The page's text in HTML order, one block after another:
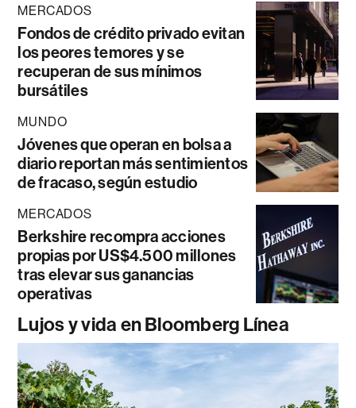
MERCADOS
Fondos de crédito privado evitan
los peores temores y se
recuperan de sus mínimos
bursátiles
MUNDO
Jóvenes que operan en bolsa a
diario reportan más sentimientos
de fracaso, según estudio
MERCADOS
Berkshire recompra acciones
propias por US$4.500 millones
tras elevar sus ganancias
operativas
Lujos y vida en Bloomberg Línea